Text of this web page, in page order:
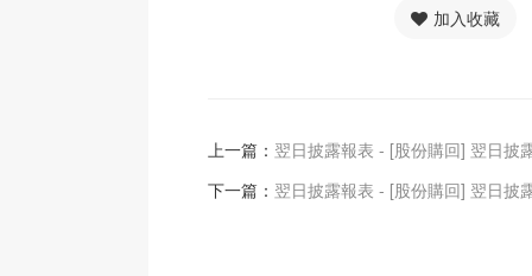
加入收藏
上一篇： 翌日披露報表 - [股份購回] 翌日披
下一篇： 翌日披露報表 - [股份購回] 翌日披